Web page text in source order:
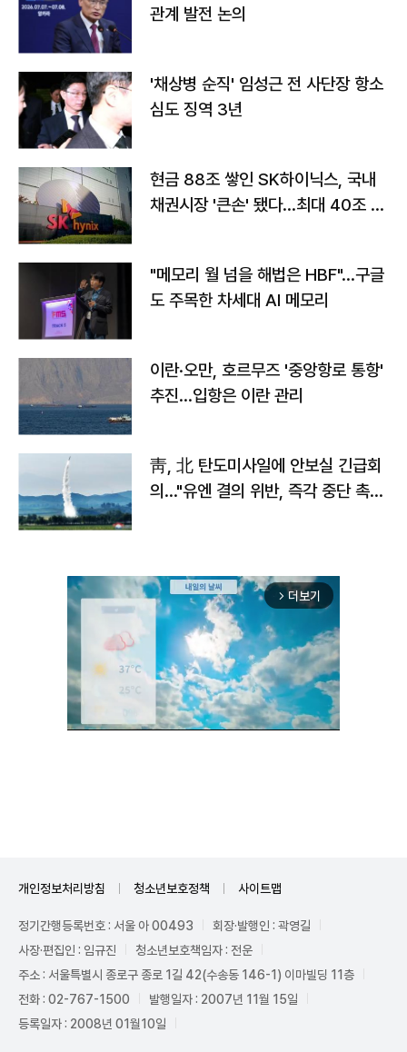
관계 발전 논의
'채상병 순직' 임성근 전 사단장 항소
심도 징역 3년
현금 88조 쌓인 SK하이닉스, 국내
채권시장 '큰손' 됐다…최대 40조 투
"메모리 월 넘을 해법은 HBF"…구글
도 주목한 차세대 AI 메모리
이란·오만, 호르무즈 '중앙항로 통항'
추진…입항은 이란 관리
靑, 北 탄도미사일에 안보실 긴급회
의…"유엔 결의 위반, 즉각 중단 촉
arrow_forward_ios 더보기
개인정보처리방침 청소년보호정책 사이트맵
정기간행등록번호 : 서울 아 00493
회장·발행인 : 곽영길
사장·편집인 : 임규진
청소년보호책임자 : 전운
주소 : 서울특별시 종로구 종로 1길 42(수송동 146-1) 이마빌딩 11층
전화 : 02-767-1500
발행일자 : 2007년 11월 15일
등록일자 : 2008년 01월10일